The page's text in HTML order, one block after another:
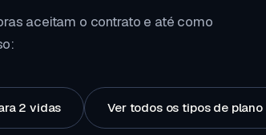
aceitam o contrato e até como
2 vidas Ver todos os tipos de